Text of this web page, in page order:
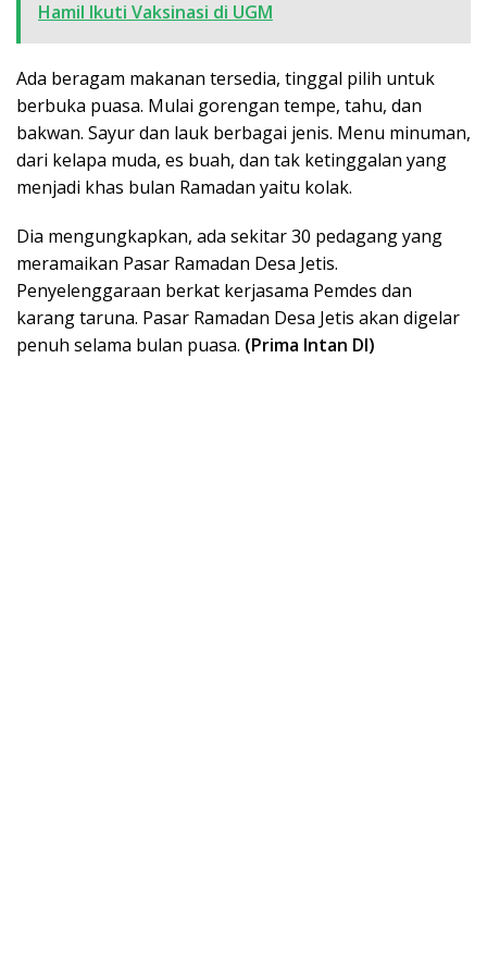
Hamil Ikuti Vaksinasi di UGM
Ada beragam makanan tersedia, tinggal pilih untuk
berbuka puasa. Mulai gorengan tempe, tahu, dan
bakwan. Sayur dan lauk berbagai jenis. Menu minuman,
dari kelapa muda, es buah, dan tak ketinggalan yang
menjadi khas bulan Ramadan yaitu kolak.
Dia mengungkapkan, ada sekitar 30 pedagang yang
meramaikan Pasar Ramadan Desa Jetis.
Penyelenggaraan berkat kerjasama Pemdes dan
karang taruna. Pasar Ramadan Desa Jetis akan digelar
penuh selama bulan puasa. (Prima Intan DI)